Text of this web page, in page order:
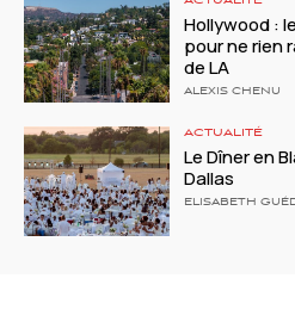
Hollywood :
pour ne rien
de LA
ALEXIS CHENU
ACTUALITÉ
Le Dîner en
Dallas
ELISABETH